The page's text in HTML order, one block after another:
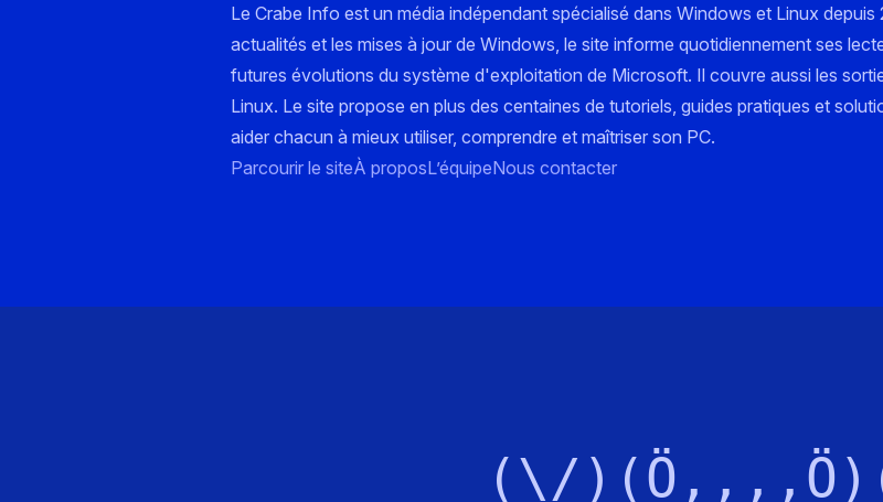
Le Crabe Info est un média indépendant spécialisé dans Windows et Linux
actualités et les mises à jour de Windows, le site informe quotidiennement ses
futures évolutions du système d'exploitation de Microsoft. Il couvre aussi les
Linux. Le site propose en plus des centaines de tutoriels, guides pratiques et
aider chacun à mieux utiliser, comprendre et maîtriser son PC.
Parcourir le siteÀ proposL’équipeNous contacter
(\/